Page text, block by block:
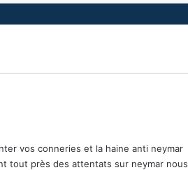
vos conneries et la haine anti neymar
tout près des attentats sur neymar nous